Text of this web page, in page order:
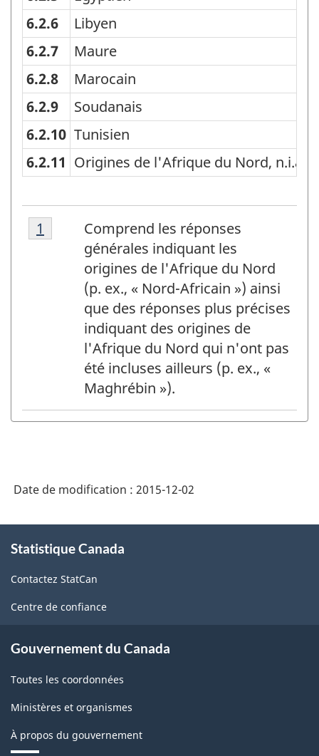
auprès
des
ménages
de
2011
-
Structure
de
classification
6.2.6
Libyen
6.2.7
Maure
6.2.8
Marocain
6.2.9
Soudanais
6.2.10 Tunisien
6.2.11 Origines de l'Afrique du Nord, n.i.a.
Note(s)
Note
1
Comprend les réponses
générales indiquant les
origines de l'Afrique du Nord
(p. ex., « Nord-Africain ») ainsi
que des réponses plus précises
indiquant des origines de
l'Afrique du Nord qui n'ont pas
été incluses ailleurs (p. ex., «
Maghrébin »).
Retour à la référence de la note de bas de
1 referrer
Date de modification : 2015-12-02
propos
ce
site
Statistique Canada
Contactez StatCan
Centre de confiance
Gouvernement du Canada
Toutes les coordonnées
Ministères et organismes
À propos du gouvernement